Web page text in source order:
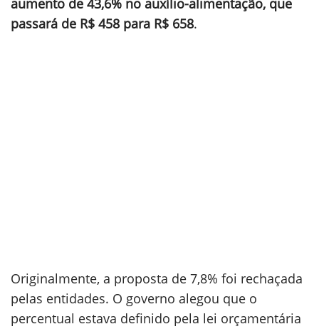
aumento de 43,6% no auxílio-alimentação, que
passará de R$ 458 para R$ 658.
Originalmente, a proposta de 7,8% foi rechaçada
pelas entidades. O governo alegou que o
percentual estava definido pela lei orçamentária